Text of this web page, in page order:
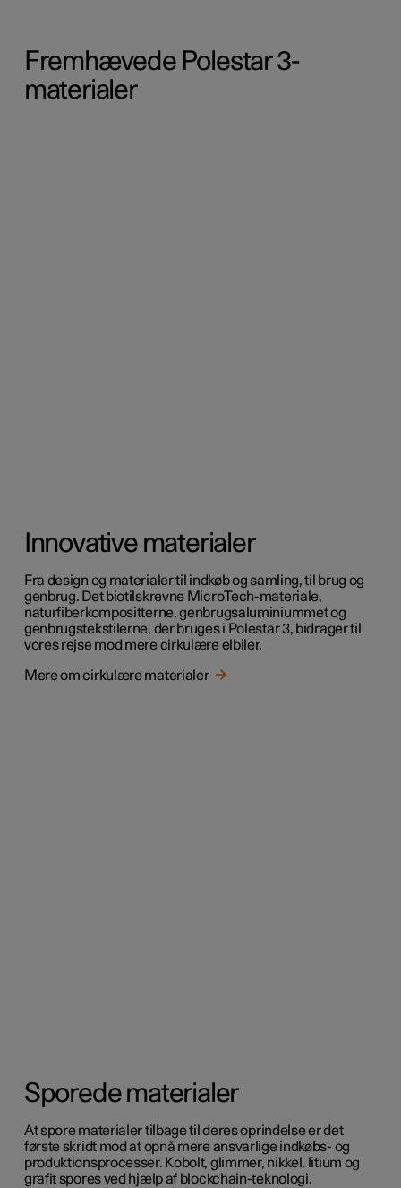
Fremhævede Polestar 3-
materialer
Innovative materialer
Fra design og materialer til indkøb og samling, til brug og
genbrug. Det biotilskrevne MicroTech-materiale,
naturfiberkompositterne, genbrugsaluminiummet og
genbrugstekstilerne, der bruges i Polestar 3, bidrager til
vores rejse mod mere cirkulære elbiler.
Mere om cirkulære materialer
Sporede materialer
At spore materialer tilbage til deres oprindelse er det
første skridt mod at opnå mere ansvarlige indkøbs- og
produktionsprocesser. Kobolt, glimmer, nikkel, litium og
grafit spores ved hjælp af blockchain-teknologi.